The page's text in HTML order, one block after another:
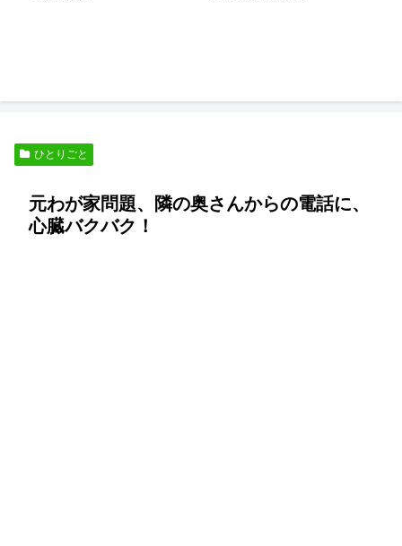
ひとりごと
元わが家問題、隣の奥さんからの電話に、
心臓バクバク！